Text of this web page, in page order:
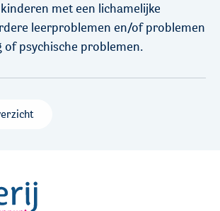
met een lichamelijke
leerproblemen en/of problemen
of psychische problemen.